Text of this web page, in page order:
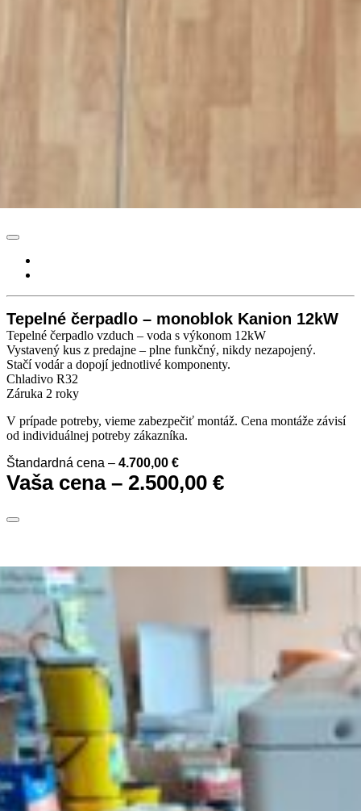
Tepelné čerpadlo – monoblok Kanion 12kW
Tepelné čerpadlo vzduch – voda s výkonom 12kW
Vystavený kus z predajne – plne funkčný, nikdy nezapojený.
Stačí vodár a dopojí jednotlivé komponenty.
Chladivo R32
Záruka 2 roky
V prípade potreby, vieme zabezpečiť montáž. Cena montáže závisí
od individuálnej potreby zákazníka.
Štandardná cena – 4.700,00 €
Vaša cena – 2.500,00 €